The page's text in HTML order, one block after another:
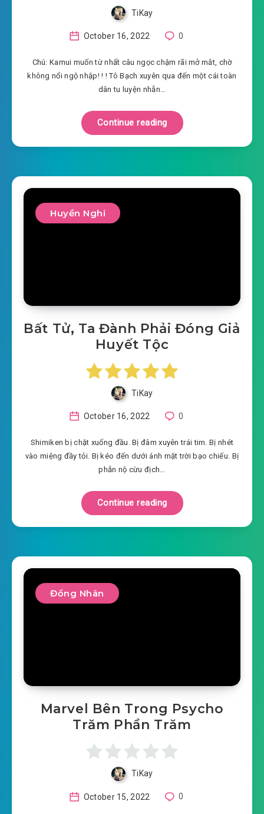
TiKay
October 16, 2022 0
Chú: Kamui muốn từ nhất câu ngọc chậm rãi mở mắt, chờ
không nổi ngộ nhập! ! ! Tô Bạch xuyên qua đến một cái toàn
dân tu luyện nhẫn…
Continue reading
Huyền Nghi
Bất Tử, Ta Đành Phải Đóng Giả
Huyết Tộc
TiKay
October 16, 2022 0
Shimiken bị chặt xuống đầu. Bị đâm xuyên trái tim. Bị nhét
vào miệng đầy tỏi. Bị kéo đến dưới ánh mặt trời bạo chiếu. Bị
phẫn nộ cừu địch…
Continue reading
Đồng Nhân
Marvel Bên Trong Psycho
Trăm Phần Trăm
TiKay
October 15, 2022 0